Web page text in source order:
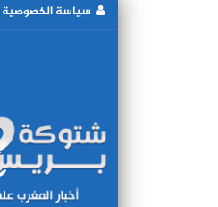
سياسة الخصوصية